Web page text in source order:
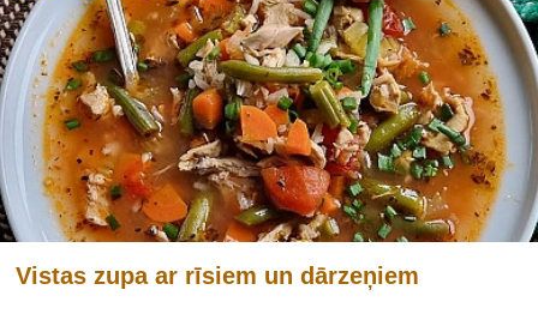
Vistas zupa ar rīsiem un dārzeņiem